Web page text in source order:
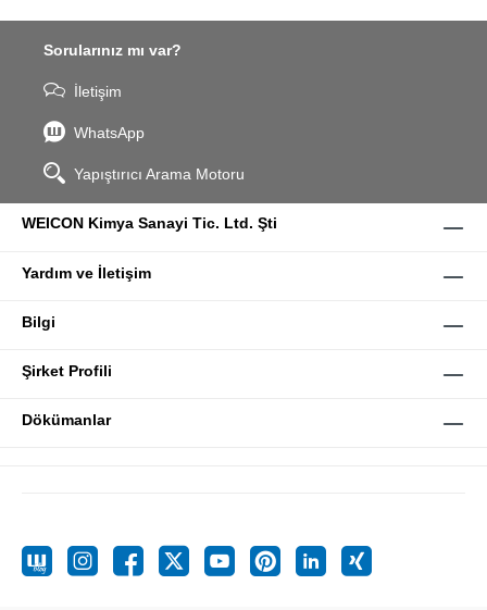
Sorularınız mı var?
İletişim
WhatsApp
Yapıştırıcı Arama Motoru
WEICON Kimya Sanayi Tic. Ltd. Şti
Yardım ve İletişim
Bilgi
Şirket Profili
Dökümanlar